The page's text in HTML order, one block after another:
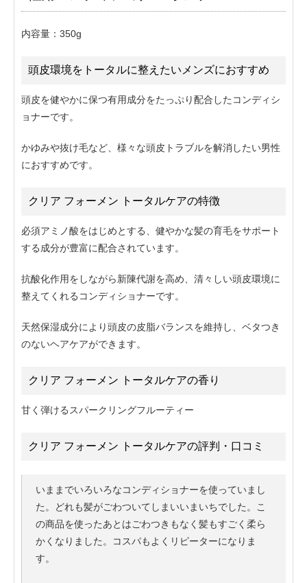
内容量：350g
頭皮環境をトータルに整えたいメンズにおすすめ
頭皮を健やかに保つ有用成分をたっぷり配合したコンディシ
ョナーです。
かゆみや抜け毛など、様々な頭皮トラブルを解消したい男性
におすすめです。
クリア フォーメン トータルケアの特徴
必須アミノ酸をはじめとする、健やかな髪の育毛をサポート
する成分が豊富に配合されています。
抗酸化作用をしながら新陳代謝を高め、清々しい頭皮環境に
整えてくれるコンディショナーです。
天然保湿成分により頭皮の皮脂バランスを維持し、ベタつき
のないヘアケアができます。
クリア フォーメン トータルケアの香り
甘く弾けるスパークリングフルーティー
クリア フォーメン トータルケアの評判・口コミ
いままでいろいろなコンディショナーを使っていまし
た。どれも髪がごわついてしまいいまいちでした。こ
の商品を使ったあとはごわつきもなく髪もすごく柔ら
かくなりました。コスパもよくリピーターになりま
す。